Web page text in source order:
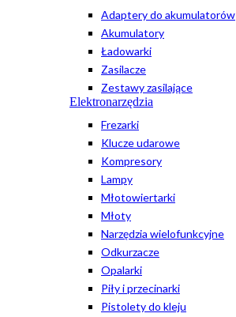
Adaptery do akumulatorów
Akumulatory
Ładowarki
Zasilacze
Zestawy zasilające
Elektronarzędzia
Frezarki
Klucze udarowe
Kompresory
Lampy
Młotowiertarki
Młoty
Narzędzia wielofunkcyjne
Odkurzacze
Opalarki
Piły i przecinarki
Pistolety do kleju